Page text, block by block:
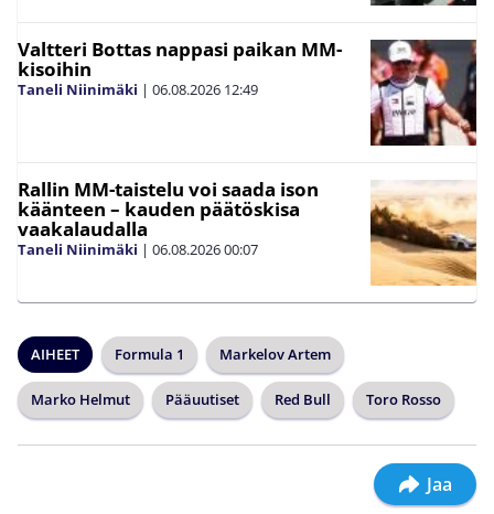
Valtteri Bottas nappasi paikan MM-
kisoihin
Taneli Niinimäki | 06.08.2026 12:49
Rallin MM-taistelu voi saada ison
käänteen – kauden päätöskisa
vaakalaudalla
Taneli Niinimäki | 06.08.202600:07
AIHEET Formula 1 Markelov Artem
Marko Helmut Pääuutiset Red Bull Toro Rosso
Jaa